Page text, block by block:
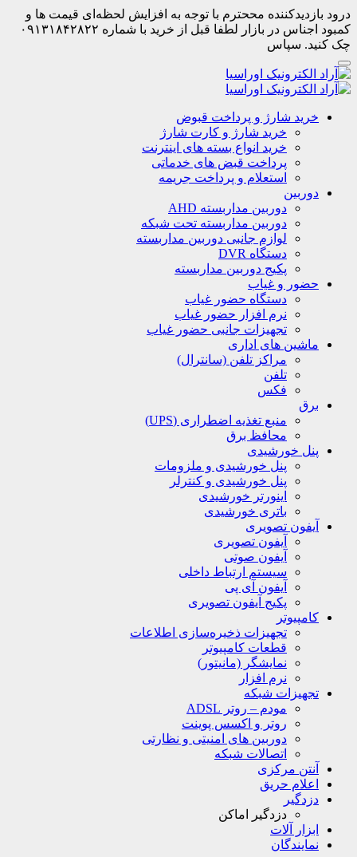
درود بازدیدکننده مححترم با توجه به افزایش لحظه‌ای قیمت ها و
کمبود اجناس در بازار لطفا قبل از خرید با شماره ۰۹۱۳۱۸۴۲۸۲۲
چک کنید. سپاس
خرید شارژ و پرداخت قبوض
خرید شارژ و کارت شارژ
خرید انواع بسته های اینترنت
پرداخت قبض های خدماتی
استعلام و پرداخت جریمه
دوربین
دوربین مداربسته AHD
دوربین مداربسته تحت شبکه
لوازم جانبی دوربین مداربسته
دستگاه DVR
پکیج دوربین مداربسته
حضور و غیاب
دستگاه حضور غیاب
نرم افزار حضور غیاب
تجهیزات جانبی حضور غیاب
ماشین های اداری
مراکز تلفن (سانترال)
تلفن
فکس
برق
منبع تغذیه اضطراری (UPS)
محافظ برق
پنل خورشیدی
پنل خورشیدی و ملزومات
پنل خورشیدی و کنترلر
اینورتر خورشیدی
باتری خورشیدی
آیفون تصویری
آیفون تصویری
آیفون صوتی
سیستم ارتباط داخلی
آیفون آی پی
پکیج آیفون تصویری
کامپیوتر
تجهیزات ذخیره‌سازی اطلاعات
قطعات کامپیوتر
نمایشگر (مانیتور)
نرم افزار
تجهیزات شبکه
مودم – روتر ADSL
روتر و اکسس پوینت
دوربین های امنیتی و نظارتی
اتصالات شبکه
آنتن مرکزی
اعلام حریق
دزدگیر
دزدگیر اماکن
ابزار آلات
نمایندگان